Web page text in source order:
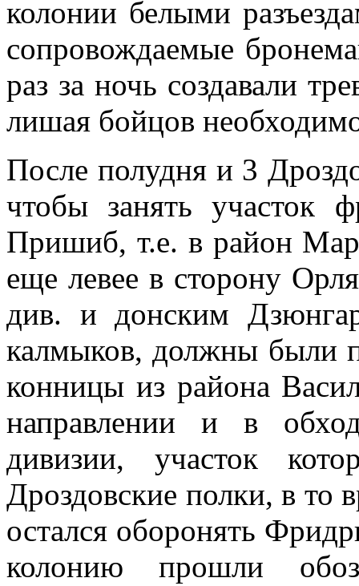
колонии белыми
сопровождаемые
раз за ночь создавали
лишая бойцов
После полудня и 3
чтобы занять участок
Пришиб, т.е. в район
еще левее в сторону
див. и донским
калмыков, должны были
конницы из района
направлении и в
дивизии, участок
Дроздовские полки, в то
остался оборонять
колонию прошли